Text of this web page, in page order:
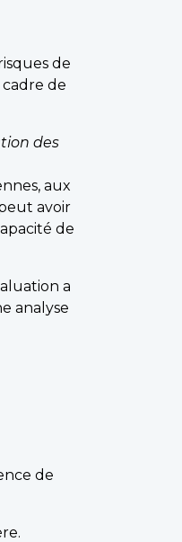
de
cadre de
des
aux
avoir
de
a
analyse
de